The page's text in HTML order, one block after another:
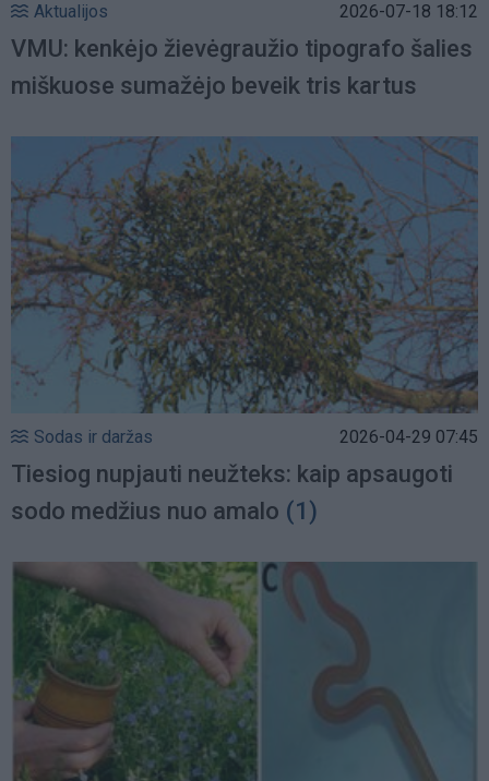
Aktualijos 2026-07-18 18:12
VMU: kenkėjo žievėgraužio tipografo šalies
miškuose sumažėjo beveik tris kartus
Sodas ir daržas 2026-04-29 07:45
Tiesiog nupjauti neužteks: kaip apsaugoti
sodo medžius nuo amalo (1)